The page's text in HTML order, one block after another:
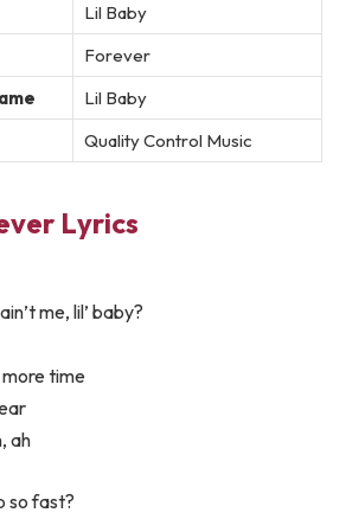
Lil Baby
Forever
Lil Baby
Quality Control Music
Lyrics
me, lil’ baby?
more time
ah
so fast?